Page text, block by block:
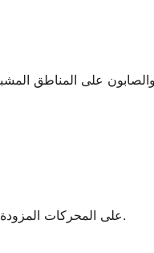
لا تستخدم مادة مانعة تسرب RTV على المحركات المزودة بحقن الوقود - يمكن أن تتسبب قطع صغيرة في انسداد البخاخات.